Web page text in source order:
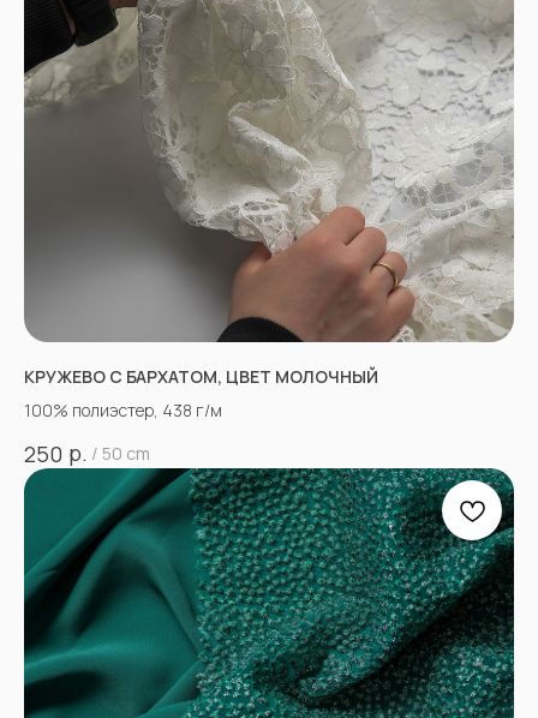
КРУЖЕВО С БАРХАТОМ, ЦВЕТ МОЛОЧНЫЙ
100% полиэстер, 438 г/м
250 р. / 50 cm